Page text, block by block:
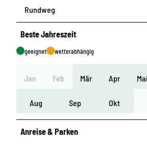
Rundweg
Beste Jahreszeit
geeignet wetterabhängig
Jan Feb Mär Apr Mai
Aug Sep Okt
Anreise & Parken